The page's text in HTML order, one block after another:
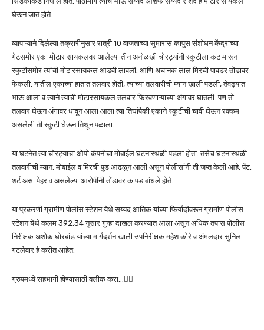
घेऊन जात होते.
व्यापाऱ्याने दिलेल्या तक्रारीनुसार रात्री 10 वाजताच्या सुमारास कापुस संशोधन केंद्राच्या
गेटसमोर एका मोटार सायकलवर आलेल्या तीन अनोळखी चोरट्यांनी स्कुटीला कट मारून
स्कुटीसमोर त्यांची मोटारसायकल आडवी लावली. आणि अचानक लाल मिरची पावडर तोंडावर
फेकली. यातील एकाच्या हातात तलवार होती, त्याच्या तलवारीची म्यान खाली पडली, तेवढ्यात
भाऊ आला व त्याने त्याची मोटारसायकल तलवार फिरवणाऱ्याच्या अंगावर घातली. पण तो
तलवार घेऊन अंगावर धावून आला आला त्या तिघांपैकी एकाने स्कुटीची चावी घेऊन रक्कम
असलेली ती स्कुटी घेऊन तिथून पळाला.
या घटनेत त्या चोरट्याचा ओपो कंपनीचा मोबाईल घटनास्थळी पडला होता. तसेच घटनास्थळी
तलवारीची म्यान, मोबाईल व मिरची पुड आढळून आली असून पोलीसांनी ती जप्त केली आहे. पँट,
शर्ट असा पेहराव असलेल्या आरोपींनी तोंडावर कापड बांधले होते.
या प्रकरणी ग्रामीण पोलीस स्टेशन येथे सय्यद आतिक यांच्या फिर्यादीवरून ग्रामीण पोलीस
स्टेशन येथे कलम 392,34 नुसार गुन्हा दाखल करण्यात आला असून अधिक तपास पोलीस
निरीक्षक अशोक घोरबांड यांच्या मार्गदर्शनाखाली उपनिरीक्षक महेश कोरे व अंमलदार सुनिल
गटलेवार हे करीत आहेत.
ग्रुपमध्ये सहभागी होण्यासाठी क्लीक करा…👆🏻